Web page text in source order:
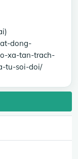
dong-
xa-tan-trach-
tu-soi-doi/